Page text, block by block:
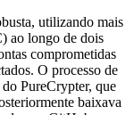
utilizando mais
ao longo de dois
comprometidas
O processo de
PureCrypter, que
baixava